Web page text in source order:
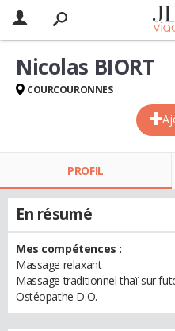
Nicolas BIORT
COURCOURONNES
PROFIL
En résumé
Mes compétences :
Massage relaxant
Massage traditionnel thaï sur
Ostéopathe D.O.